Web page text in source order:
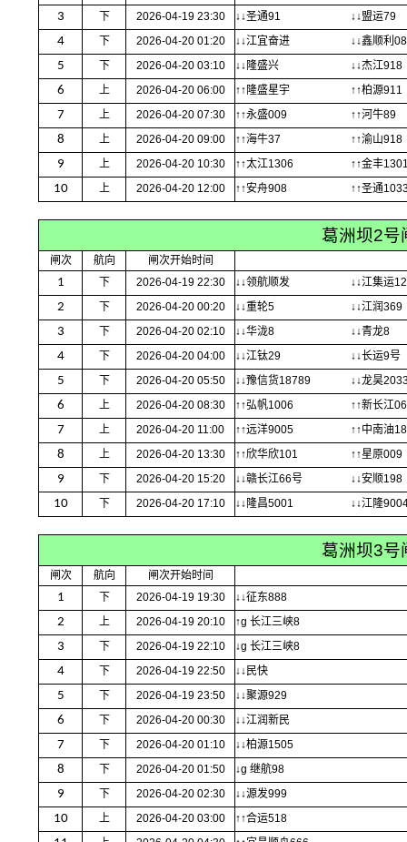
3 下 2026-04-19 23:30 ↓↓圣通91 ↓↓盟运79
4 下 2026-04-20 01:20 ↓↓江宜奋进 ↓↓鑫顺利08
5 下 2026-04-20 03:10 ↓↓隆盛兴 ↓↓杰江918
6 上 2026-04-20 06:00 ↑↑隆盛星宇 ↑↑柏源911
7 上 2026-04-20 07:30 ↑↑永盛009 ↑↑河牛89
8 上 2026-04-20 09:00 ↑↑海牛37 ↑↑渝山918
9 上 2026-04-20 10:30 ↑↑太江1306 ↑↑金丰
10 上 2026-04-20 12:00 ↑↑安舟908 ↑↑圣通
葛洲坝2号
闸次 航向 闸次开始时间
1 下 2026-04-19 22:30 ↓↓领航顺发 ↓↓江集运
2 下 2026-04-20 00:20 ↓↓重轮5 ↓↓江润369
3 下 2026-04-20 02:10 ↓↓华泷8 ↓↓青龙8
4 下 2026-04-20 04:00 ↓↓江钛29 ↓↓长运9号
5 下 2026-04-20 05:50 ↓↓豫信货18789 ↓↓龙昊
6 上 2026-04-20 08:30 ↑↑弘帆1006 ↑↑新长江
7 上 2026-04-20 11:00 ↑↑远洋9005 ↑↑中南油
8 上 2026-04-20 13:30 ↑↑欣华欣101 ↑↑星原009
9 下 2026-04-20 15:20 ↓↓赣长江66号 ↓↓安顺198
10 下 2026-04-20 17:10 ↓↓隆昌5001 ↓↓江隆
葛洲坝3号
闸次 航向 闸次开始时间
1 下 2026-04-19 19:30 ↓↓征东888
2 上 2026-04-19 20:10 ↑g 长江三峡8
3 下 2026-04-19 22:10 ↓g 长江三峡8
4 下 2026-04-19 22:50 ↓↓民快
5 下 2026-04-19 23:50 ↓↓聚源929
6 下 2026-04-20 00:30 ↓↓江润新民
7 下 2026-04-20 01:10 ↓↓柏源1505
8 下 2026-04-20 01:50 ↓g 继航98
9 下 2026-04-20 02:30 ↓↓源发999
10 上 2026-04-20 03:00 ↑↑合运518